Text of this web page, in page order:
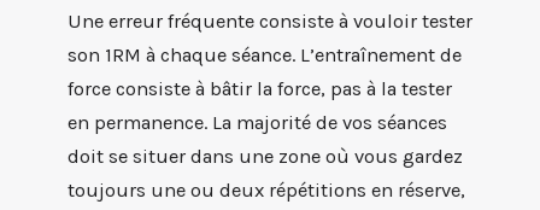
Une erreur fréquente consiste à vouloir tester
son 1RM à chaque séance. L’entraînement de
force consiste à bâtir la force, pas à la tester
en permanence. La majorité de vos séances
doit se situer dans une zone où vous gardez
toujours une ou deux répétitions en réserve,